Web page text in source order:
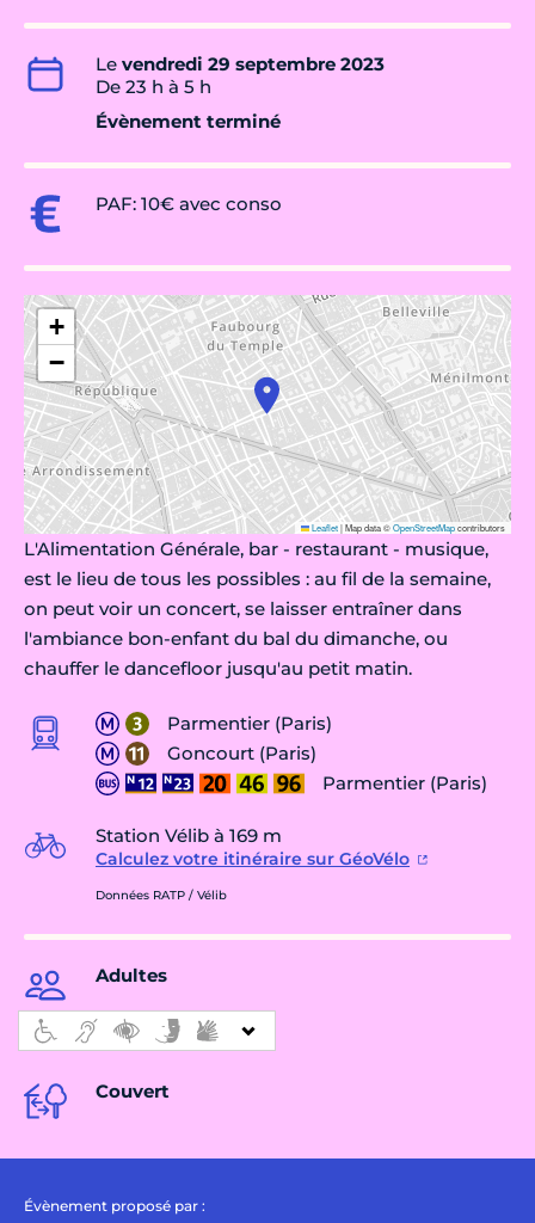
Le vendredi 29 septembre 2023
De 23 h à 5 h
Évènement terminé
PAF: 10€ avec conso
+
−
Leaflet|Map data ©OpenStreetMapcontributors
L'Alimentation Générale, bar - restaurant - musique,
est le lieu de tous les possibles : au fil de la semaine,
on peut voir un concert, se laisser entraîner dans
l'ambiance bon-enfant du bal du dimanche, ou
chauffer le dancefloor jusqu'au petit matin.
Parmentier (Paris)
Goncourt (Paris)
Parmentier (Paris)
Station Vélib à 169 m
Calculez votre itinéraire sur GéoVélo
Données RATP / Vélib
Adultes
Couvert
Évènement proposé par :